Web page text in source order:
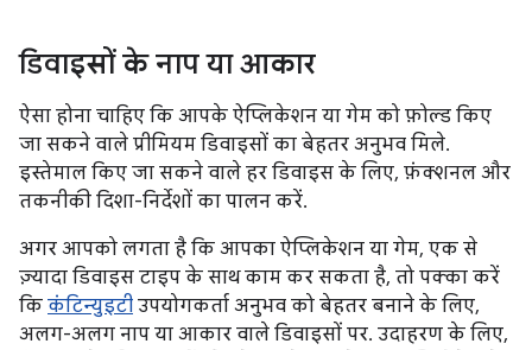
डिवाइसों के नाप या आकार
ऐसा होना चाहिए कि आपके ऐप्लिकेशन या गेम को फ़ोल्ड किए
जा सकने वाले प्रीमियम डिवाइसों का बेहतर अनुभव मिले.
इस्तेमाल किए जा सकने वाले हर डिवाइस के लिए, फ़ंक्शनल और
तकनीकी दिशा-निर्देशों का पालन करें.
अगर आपको लगता है कि आपका ऐप्लिकेशन या गेम, एक से
ज़्यादा डिवाइस टाइप के साथ काम कर सकता है, तो पक्का करें
कि कंटिन्युइटी उपयोगकर्ता अनुभव को बेहतर बनाने के लिए,
अलग-अलग नाप या आकार वाले डिवाइसों पर. उदाहरण के लिए,